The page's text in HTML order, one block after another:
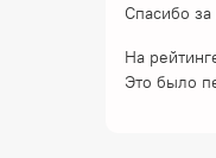
Спасибо
На
Это было